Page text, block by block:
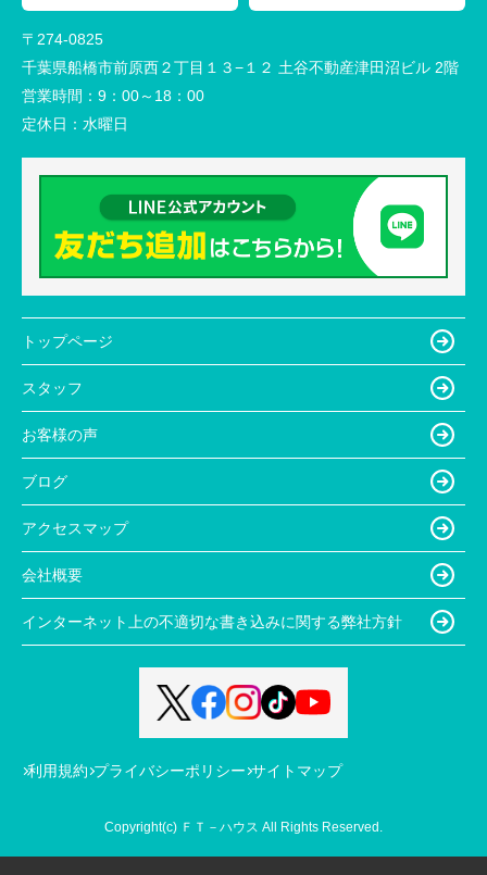
〒274-0825
千葉県船橋市前原西２丁目１３−１２ 土谷不動産津田沼ビル 2階
営業時間： 9：00～18：00
定休日： 水曜日
トップページ
スタッフ
お客様の声
ブログ
アクセスマップ
会社概要
インターネット上の不適切な書き込みに関する弊社方針
利用規約 プライバシーポリシー サイトマップ
Copyright(c) ＦＴ－ハウス All Rights Reserved.